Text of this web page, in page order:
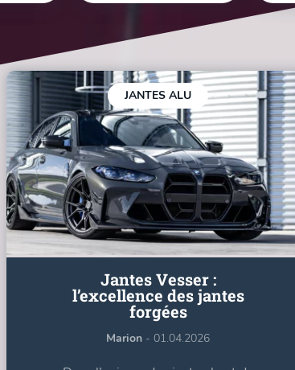
JANTES ALU
Jantes Vesser :
l’excellence des jantes
forgées
Marion - 01.04.2026